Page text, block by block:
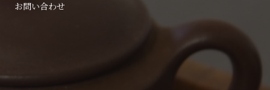
お問い合わせ